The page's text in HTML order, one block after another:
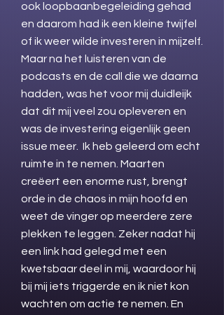
ook loopbaanbegeleiding gehad
en daarom had ik een kleine twijfel
of ik weer wilde investeren in mijzelf.
Maar na het luisteren van de
podcasts en de call die we daarna
hadden, was het voor mij duidleijk
dat dit mij veel zou opleveren en
was de investering eigenlijk geen
issue meer. Ik heb geleerd om echt
ruimte in te nemen. Maarten
creëert een enorme rust, brengt
orde in de chaos in mijn hoofd en
weet de vinger op meerdere zere
plekken te leggen. Zeker nadat hij
een link had gelegd met een
kwetsbaar deel in mij, waardoor hij
bij mij iets triggerde en ik niet kon
wachten om actie te nemen. En